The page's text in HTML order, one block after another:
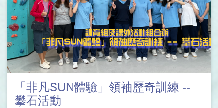
「非凡SUN體驗」領袖歷奇訓練 --
攀石活動